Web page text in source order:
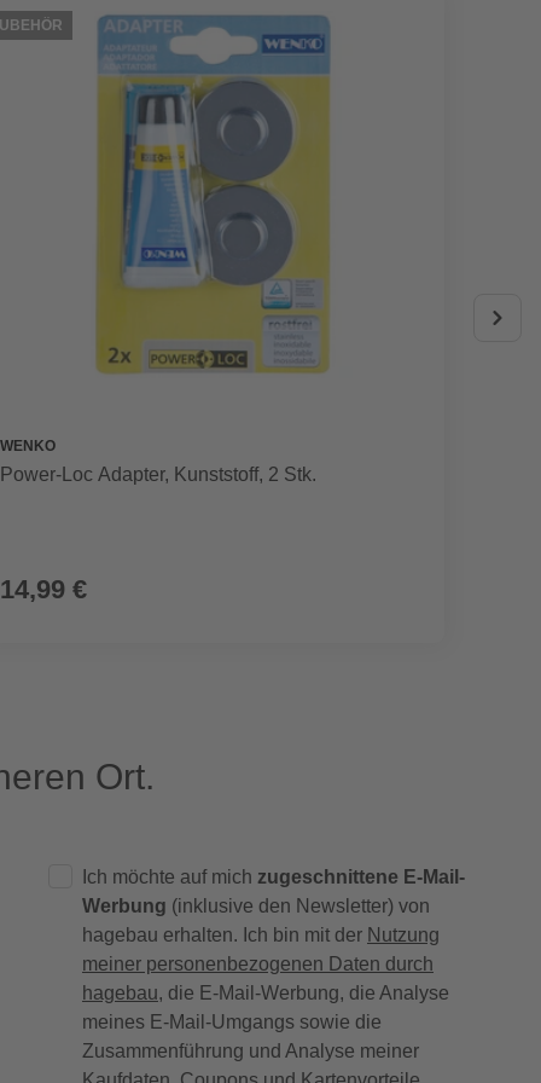
WENKO
Power-Loc Adapter, Kunststoff, 2 Stk.
14,99 €
Ort.
Ich möchte auf mich zugeschnittene E-Mail-
Werbung (inklusive den Newsletter) von
hagebau erhalten. Ich bin mit der Nutzung
meiner personenbezogenen Daten durch
hagebau, die E-Mail-Werbung, die Analyse
meines E-Mail-Umgangs sowie die
Zusammenführung und Analyse meiner